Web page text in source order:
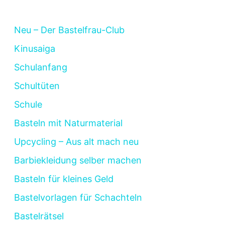
Neu – Der Bastelfrau-Club
Kinusaiga
Schulanfang
Schultüten
Schule
Basteln mit Naturmaterial
Upcycling – Aus alt mach neu
Barbiekleidung selber machen
Basteln für kleines Geld
Bastelvorlagen für Schachteln
Bastelrätsel